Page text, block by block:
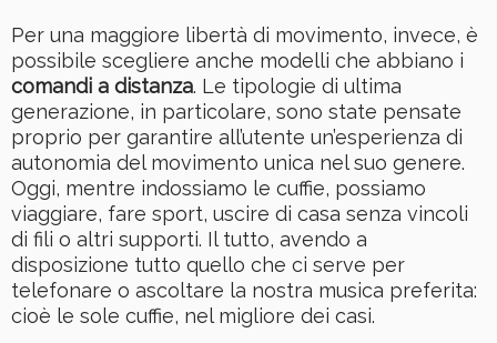
Per una maggiore libertà di movimento, invece, è
possibile scegliere anche modelli che abbiano i
comandi a distanza. Le tipologie di ultima
generazione, in particolare, sono state pensate
proprio per garantire all’utente un’esperienza di
autonomia del movimento unica nel suo genere.
Oggi, mentre indossiamo le cuffie, possiamo
viaggiare, fare sport, uscire di casa senza vincoli
di fili o altri supporti. Il tutto, avendo a
disposizione tutto quello che ci serve per
telefonare o ascoltare la nostra musica preferita:
cioè le sole cuffie, nel migliore dei casi.